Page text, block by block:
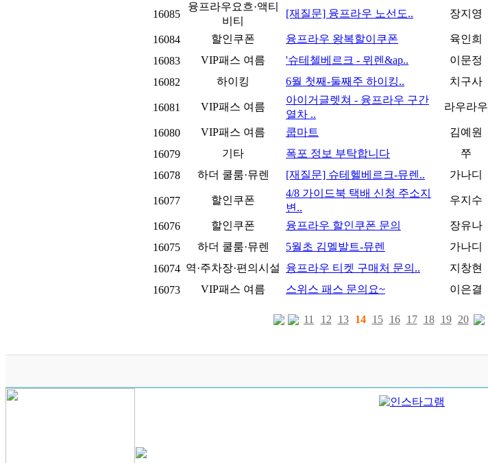
16085
융프라우요흐·액티
비티
[재질문] 융프라우 노선도.. 장지영
16084 할인쿠폰 융프라우 왕복할이쿠폰 육인희
16083
VIP패스 여름 '슈테첼베르크 - 뮈렌&ap.. 이문정
16082
하이킹 6월 첫째-둘째주 하이킹.. 치구사
16081 VIP패스 여름
아이거글렛쳐 - 융프라우 구간
열차 ..
라우라우
16080 VIP패스 여름 쿱마트 김예원
16079
기타 폭포 정보 부탁합니다 쭈
16078
하더 쿨룸·뮤렌 [재질문] 슈테헬베르크-뮤렌.. 가나디
16077 할인쿠폰
4/8 가이드북 택배 신청 주소지
변..
우지수
16076 할인쿠폰 융프라우 할인쿠폰 문의 장유나
16075
하더 쿨룸·뮤렌 5월초 김멜발트-뮤렌 가나디
16074 역·주차장·편의시설 융프라우 티켓 구매처 문의.. 지창현
16073
VIP패스 여름 스위스 패스 문의요~ 이은결
11 12 13 14 15 16 17 18 19 20